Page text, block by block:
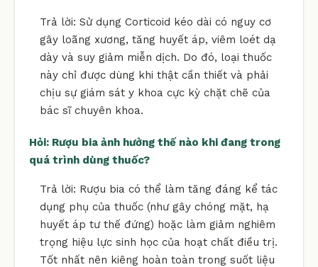
Trả lời: Sử dụng Corticoid kéo dài có nguy cơ
gây loãng xương, tăng huyết áp, viêm loét dạ
dày và suy giảm miễn dịch. Do đó, loại thuốc
này chỉ được dùng khi thật cần thiết và phải
chịu sự giám sát y khoa cực kỳ chặt chẽ của
bác sĩ chuyên khoa.
Hỏi: Rượu bia ảnh hưởng thế nào khi đang trong
quá trình dùng thuốc?
Trả lời: Rượu bia có thể làm tăng đáng kể tác
dụng phụ của thuốc (như gây chóng mặt, hạ
huyết áp tư thế đứng) hoặc làm giảm nghiêm
trọng hiệu lực sinh học của hoạt chất điều trị.
Tốt nhất nên kiêng hoàn toàn trong suốt liệu